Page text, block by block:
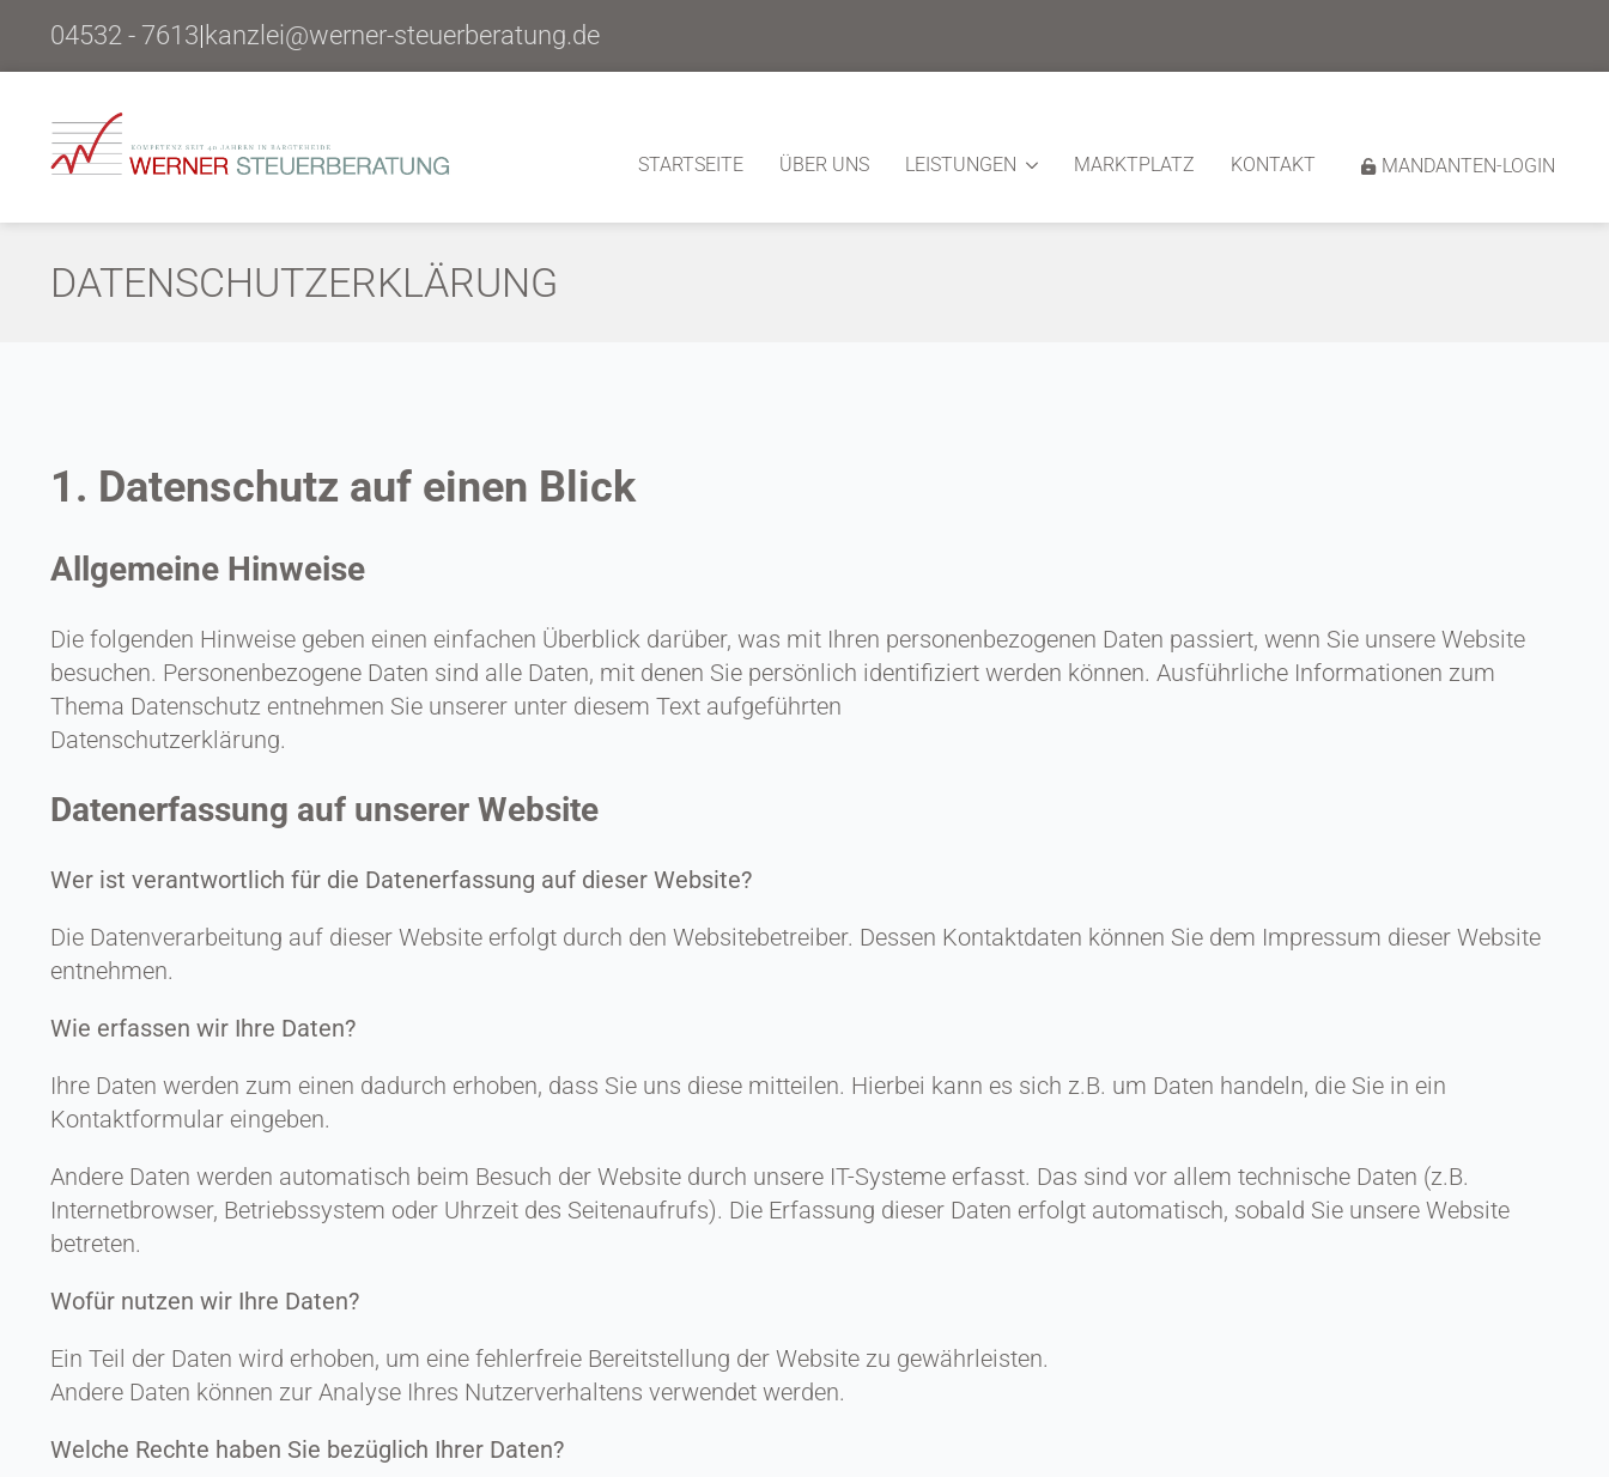
04532 - 7613| kanzlei@werner-steuerberatung.de
STARTSEITE ÜBER UNS LEISTUNGEN MARKTPLATZ KONTAKT MANDANTEN-LOGIN
DATENSCHUTZERKLÄRUNG
1. Datenschutz auf einen Blick
Allgemeine Hinweise
Die folgenden Hinweise geben einen einfachen Überblick darüber, was mit Ihren personenbezogenen Daten passiert, wenn Sie unsere Website
besuchen. Personenbezogene Daten sind alle Daten, mit denen Sie persönlich identifiziert werden können. Ausführliche Informationen zum
Thema Datenschutz entnehmen Sie unserer unter diesem Text aufgeführten
Datenschutzerklärung.
Datenerfassung auf unserer Website
Wer ist verantwortlich für die Datenerfassung auf dieser Website?
Die Datenverarbeitung auf dieser Website erfolgt durch den Websitebetreiber. Dessen Kontaktdaten können Sie dem Impressum dieser Website
entnehmen.
Wie erfassen wir Ihre Daten?
Ihre Daten werden zum einen dadurch erhoben, dass Sie uns diese mitteilen. Hierbei kann es sich z.B. um Daten handeln, die Sie in ein
Kontaktformular eingeben.
Andere Daten werden automatisch beim Besuch der Website durch unsere IT-Systeme erfasst. Das sind vor allem technische Daten (z.B.
Internetbrowser, Betriebssystem oder Uhrzeit des Seitenaufrufs). Die Erfassung dieser Daten erfolgt automatisch, sobald Sie unsere Website
betreten.
Wofür nutzen wir Ihre Daten?
Ein Teil der Daten wird erhoben, um eine fehlerfreie Bereitstellung der Website zu gewährleisten.
Andere Daten können zur Analyse Ihres Nutzerverhaltens verwendet werden.
Welche Rechte haben Sie bezüglich Ihrer Daten?